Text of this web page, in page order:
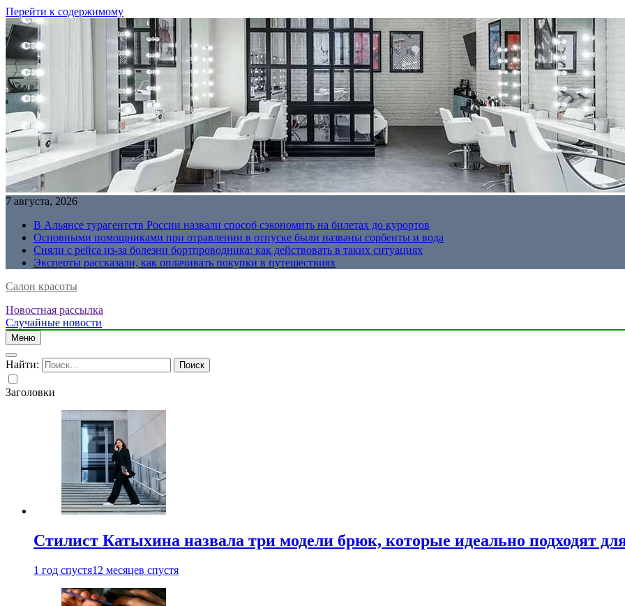
Перейти к содержимому
7 августа, 2026
В Альянсе турагентств России назвали способ сэкономить на билетах до курортов
Основными помощниками при отравлении в отпуске были названы сорбенты и вода
Сняли с рейса из-за болезни бортпроводника: как действовать в таких ситуациях
Эксперты рассказали, как оплачивать покупки в путешествиях
Салон красоты
Новостная рассылка
Случайные новости
Меню
Найти:
Заголовки
Стилист Катыхина назвала три модели брюк, которые идеально подходят
1 год спустя12 месяцев спустя